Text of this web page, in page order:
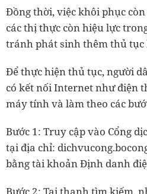
Đồng thời, việc khôi phục
các thị thực còn hiệu lực
tránh phát sinh thêm thủ tục
Để thực hiện thủ tục, người
có kết nối Internet như điện
máy tính và làm theo các
Bước 1: Truy cập vào Cổng
tại địa chỉ:
bằng tài khoản Định danh
Bước 2: Tại thanh tìm kiếm,